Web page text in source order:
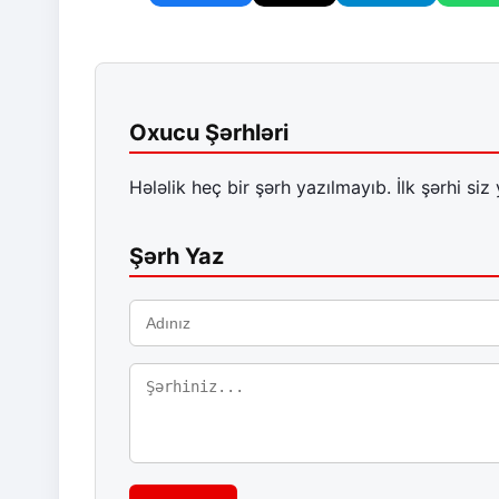
Oxucu Şərhləri
Hələlik heç bir şərh yazılmayıb. İlk şərhi siz
Şərh Yaz